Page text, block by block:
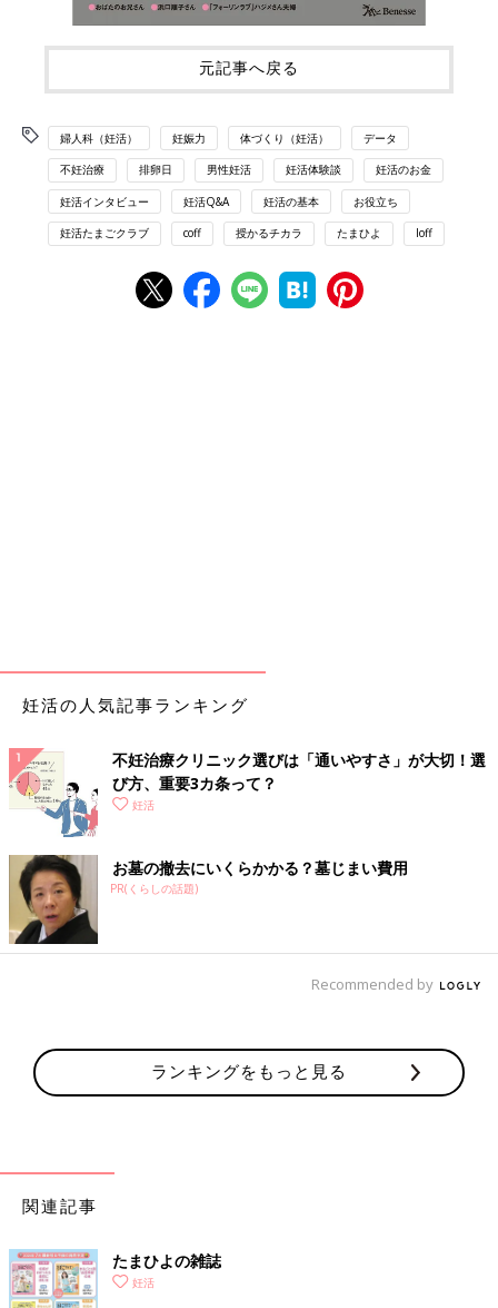
元記事へ戻る
婦人科（妊活） 妊娠力 体づくり（妊活） データ
不妊治療 排卵日 男性妊活 妊活体験談 妊活のお金
妊活インタビュー 妊活Q&A 妊活の基本 お役立ち
妊活たまごクラブ coff 授かるチカラ たまひよ loff
妊活の人気記事ランキング
不妊治療クリニック選びは「通いやすさ」が大切！選
び方、重要3カ条って？
妊活
お墓の撤去にいくらかかる？墓じまい費用
PR(くらしの話題)
Recommended by
ランキングをもっと見る
関連記事
たまひよの雑誌
妊活